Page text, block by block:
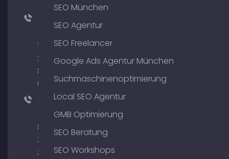
+49
176
204
801
64
+49
89
380
375
SEO München
SEO Agentur
SEO Freelancer
Google Ads Agentur München
Suchmaschinenoptimierung
Local SEO Agentur
GMB Optimierung
SEO Beratung
SEO Workshops